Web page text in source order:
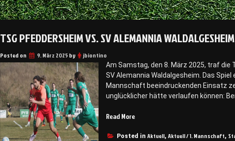
TSG PFEDDERSHEIM VS. SV ALEMANNIA
Posted on 9. März 2025by jbiontino
Am Samstag, den 8. März 2025, traf
SV Alemannia Waldalgesheim. Das
Mannschaft beeindruckenden Einsatz
unglücklicher hätte verlaufen können:
Read More„
S
Posted in Aktuell, Aktuell / 1. Mannschaft,